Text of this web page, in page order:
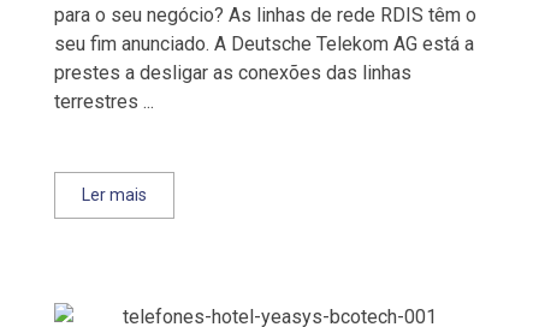
para o seu negócio? As linhas de rede RDIS têm o
seu fim anunciado. A Deutsche Telekom AG está a
prestes a desligar as conexões das linhas
terrestres ...
Ler mais